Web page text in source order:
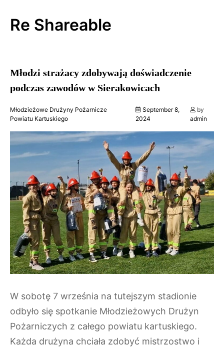
content
Re Shareable
Młodzi strażacy zdobywają doświadczenie
podczas zawodów w Sierakowicach
Młodzieżowe Drużyny Pożarnicze
Powiatu Kartuskiego
September 8,
2024
by
admin
W sobotę 7 września na tutejszym stadionie
odbyło się spotkanie Młodzieżowych Drużyn
Pożarniczych z całego powiatu kartuskiego.
Każda drużyna chciała zdobyć mistrzostwo i